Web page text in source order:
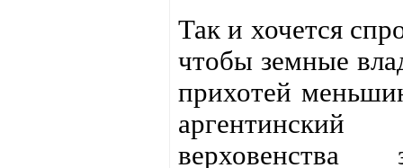
Так и хочется
чтобы земные
прихотей